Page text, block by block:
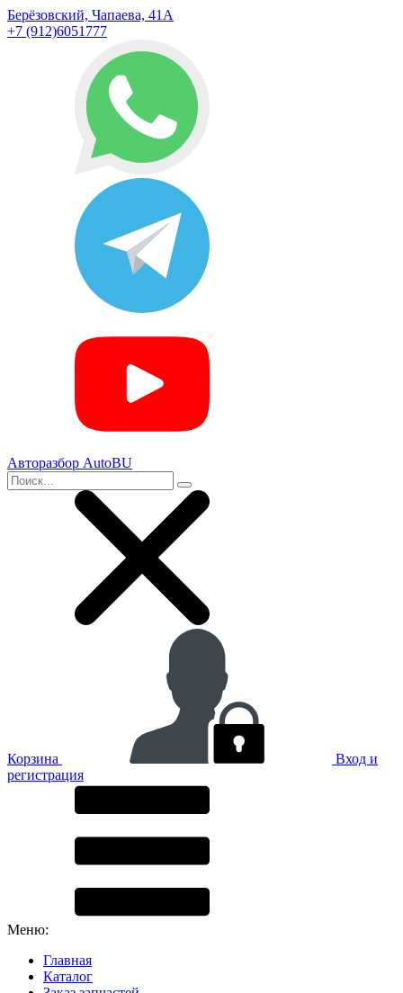
Берёзовский, Чапаева, 41А
+7 (912)6051777
Авторазбор AutoBU
Корзина
Вход и
регистрация
Меню:
Главная
Каталог